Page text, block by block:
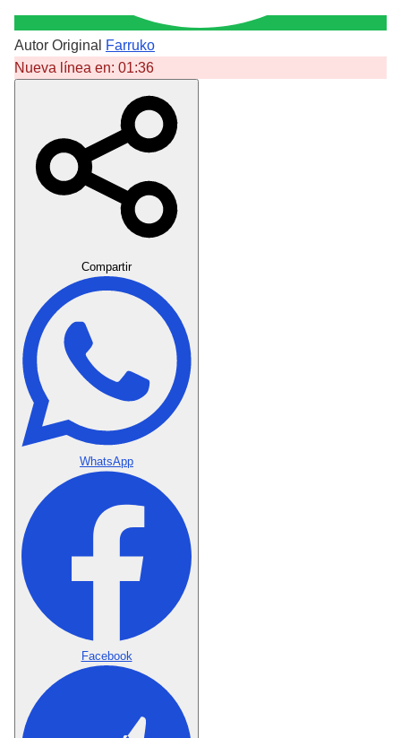
Autor Original
Farruko
Nueva línea en: 01:36
Compartir
WhatsApp
Facebook